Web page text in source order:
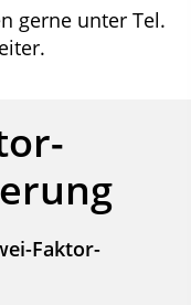
gerne unter Tel.
Faktor-